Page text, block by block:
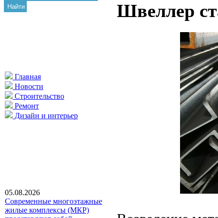
Найти
Главная
Новости
Строительство
Ремонт
Дизайн и интерьер
05.08.2026
Современные многоэтажные
жилые комплексы (МКР)
Швеллер